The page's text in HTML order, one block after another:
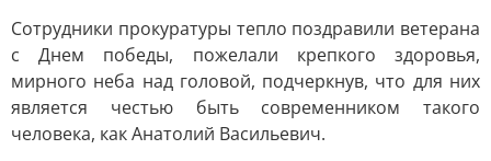
Сотрудники прокуратуры тепло поздравили ветерана
с Днем победы, пожелали крепкого здоровья,
мирного неба над головой, подчеркнув, что для них
является честью быть современником такого
человека, как Анатолий Васильевич.